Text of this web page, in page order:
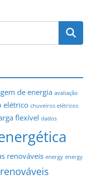
de energia avaliação
elétrico chuveiros elétricos
flexível dados
renováveis energy energy